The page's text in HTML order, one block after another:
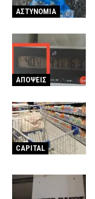
ΑΣΤΥΝΟΜΙΑ
ΑΠΟΨΕΙΣ
CAPITAL